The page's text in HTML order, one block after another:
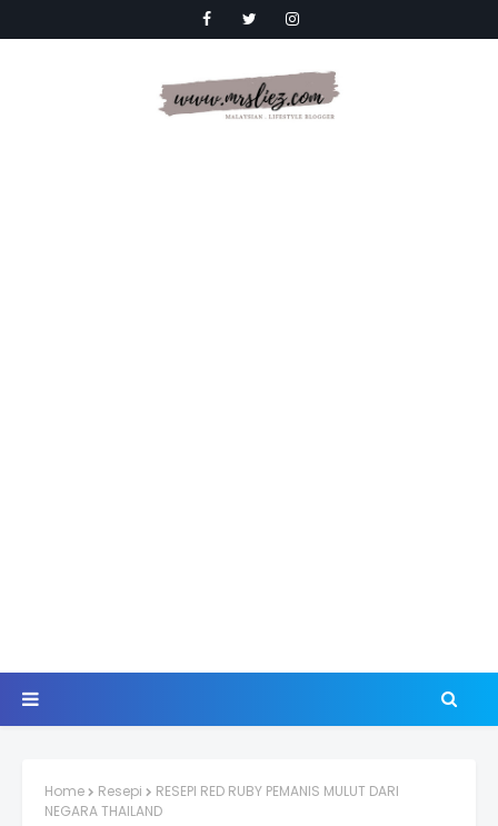
Home Resepi
RESEPI RED RUBY PEMANIS MULUT DARI
NEGARA THAILAND